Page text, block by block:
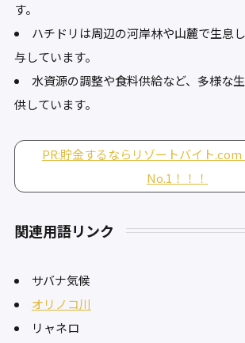
す。
ハチドリは周辺の河岸林や山麓で生息
与しています。
水資源の調整や食料供給など、多様な
供しています。
PR:貯金するならリゾートバイト
No.1！！！
関連用語リンク
サバナ気候
オリノコ川
リャネロ